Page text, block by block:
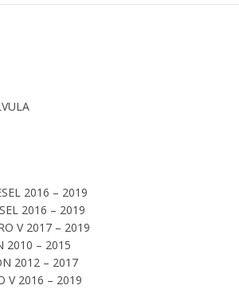
2016 – 2019
2016 – 2019
V 2017 – 2019
2010 – 2015
2012 – 2017
V 2016 – 2019